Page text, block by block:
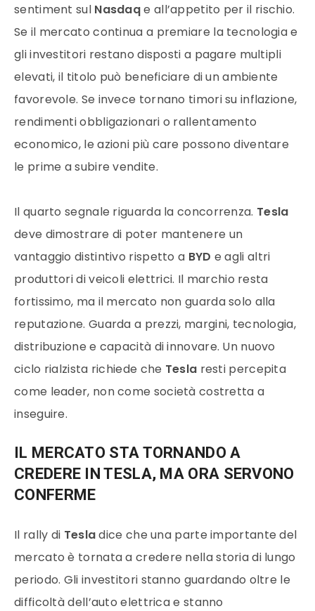
sentiment sul Nasdaqe all’appetito per il rischio.
Se il mercato continua a premiare la tecnologia e
gli investitori restano disposti a pagare multipli
elevati, il titolo può beneficiare di un ambiente
favorevole. Se invece tornano timori su inflazione,
rendimenti obbligazionari o rallentamento
economico, le azioni più care possono diventare
le prime a subire vendite.
Il quarto segnale riguarda la concorrenza. Tesla
deve dimostrare di poter mantenere un
vantaggio distintivo rispetto a BYD e agli altri
produttori di veicoli elettrici. Il marchio resta
fortissimo, ma il mercato non guarda solo alla
reputazione. Guarda a prezzi, margini, tecnologia,
distribuzione e capacità di innovare. Un nuovo
ciclo rialzista richiede che Tesla resti percepita
come leader, non come società costretta a
inseguire.
IL MERCATO STA TORNANDO A
CREDERE IN TESLA, MA ORA SERVONO
CONFERME
Il rally di Tesladice che una parte importante del
mercato è tornata a credere nella storia di lungo
periodo. Gli investitori stanno guardando oltre le
difficoltà dell’auto elettrica e stanno